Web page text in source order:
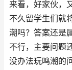
来看，好家伙，
不久留学生们就
潮吗？答案还是
不行，主要问题
没办法玩鸣潮的